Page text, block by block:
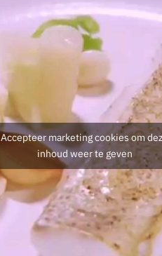
Accepteer marketing cookies om
inhoud weer te geven